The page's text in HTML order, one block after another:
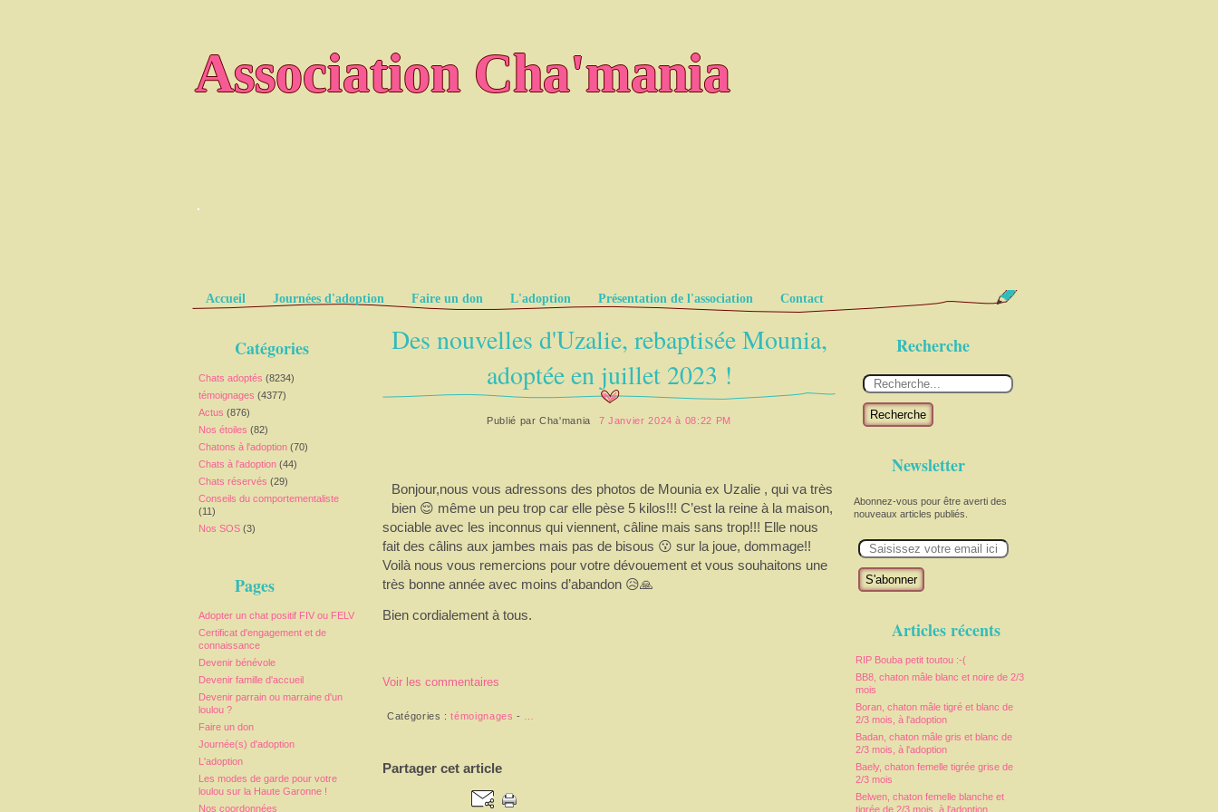
Association Cha'mania
.
Pages
Accueil Journées d'adoption Faire un don L'adoption Présentation de l'association Contact
Catégories
Chats adoptés (8234)
témoignages (4377)
Actus (876)
Nos étoiles (82)
Chatons à l'adoption (70)
Chats à l'adoption (44)
Chats réservés (29)
Conseils du comportementaliste
(11)
Nos SOS (3)
Pages
Adopter un chat positif FIV ou FELV
Certificat d'engagement et de
connaissance
Devenir bénévole
Devenir famille d'accueil
Devenir parrain ou marraine d'un
loulou ?
Faire un don
Journée(s) d'adoption
L'adoption
Les modes de garde pour votre
loulou sur la Haute Garonne !
Nos coordonnées
Recherche
Recherche
Newsletter
Abonnez-vous pour être averti des
nouveaux articles publiés.
m
Articles récents
RIP Bouba petit toutou :-(
BB8, chaton mâle blanc et noire de 2/3
mois
Boran, chaton mâle tigré et blanc de
2/3 mois, à l'adoption
Badan, chaton mâle gris et blanc de
2/3 mois, à l'adoption
Baely, chaton femelle tigrée grise de
2/3 mois
Belwen, chaton femelle blanche et
tigrée de 2/3 mois, à l'adoption
Des nouvelles d'Uzalie, rebaptisée Mounia,
adoptée en juillet 2023 !
Publié parCha'mania 7 Janvier 2024 à 08:22 PM
Bonjour,nous vous adressons des photos de Mounia ex Uzalie , qui va très
bien 😌 même un peu trop car elle pèse 5 kilos!!! C’est la reine à la maison,
sociable avec les inconnus qui viennent, câline mais sans trop!!! Elle nous
fait des câlins aux jambes mais pas de bisous 😗 sur la joue, dommage!!
Voilà nous vous remercions pour votre dévouement et vous souhaitons une
très bonne année avec moins d’abandon 😥🙏
Bien cordialement à tous.
Voir les commentaires
Catégories :témoignages -
Partager cet article